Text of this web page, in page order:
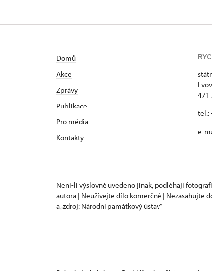
Domů
Akce
Zprávy
Publikace
Pro média
Kontakty
471
tel.:
e-
Není-li výslovně uvedeno jinak, podléhají
autora | Neužívejte dílo komerčně | Nezasahujte
a „zdroj: Národní památkový ústav“